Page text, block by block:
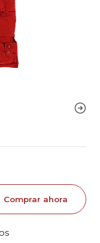
Comprar ahora